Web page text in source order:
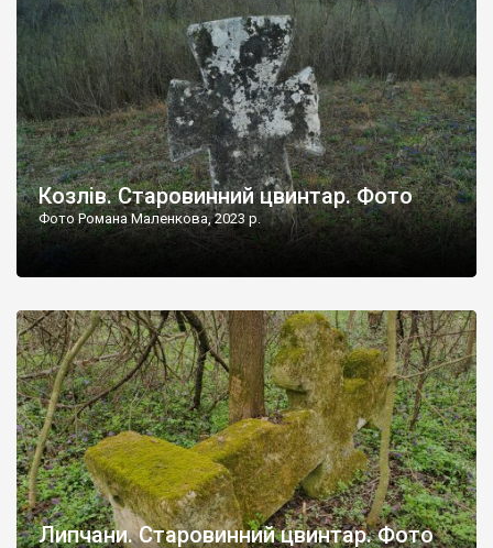
Козлів. Старовинний цвинтар. Фото
Фото Романа Маленкова, 2023 р.
Липчани. Старовинний цвинтар. Фото